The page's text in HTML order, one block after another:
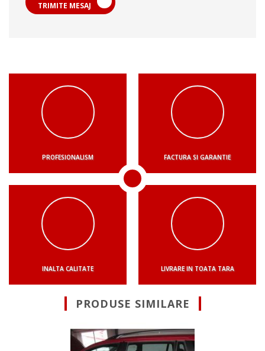
TRIMITE MESAJ
PROFESIONALISM FACTURA SI GARANTIE
INALTA CALITATE LIVRARE IN TOATA TARA
PRODUSE SIMILARE
Suna pentru